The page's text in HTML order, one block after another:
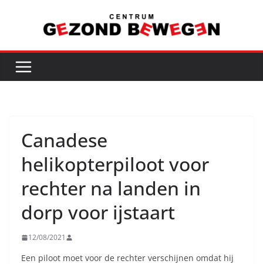
inhoud
Canadese
helikopterpiloot voor
rechter na landen in
dorp voor ijstaart
12/08/2021
Een piloot moet voor de rechter verschijnen omdat hij